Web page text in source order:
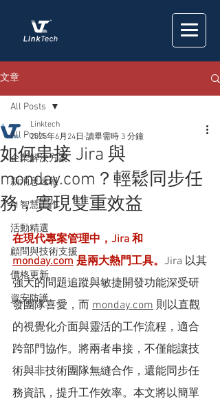
文章
All Posts
企業解決方案
新消息速報
AI 智慧工作
活動精選
顧問與技術支援
價格更新
資安防護
All Posts
如何串接 Jira 與
monday.com？輕鬆同步任
務，實現雙重效益
Linktech
2025年6月24日 讀畢需時 3 分鐘
在現代專案管理中，Jira 和
monday.com 是兩大熱門工具。 Jira 以其
強大的問題追蹤與敏捷開發功能深受研
發團隊喜愛，而 monday.com 則以直觀
的視覺化介面與靈活的工作流程，適合
跨部門協作。將兩者串接，不僅能讓技
術與非技術團隊無縫合作，還能同步任
務資訊，提升工作效率。本文將以簡單